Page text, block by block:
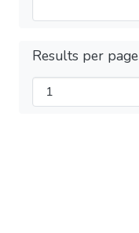
Results per page